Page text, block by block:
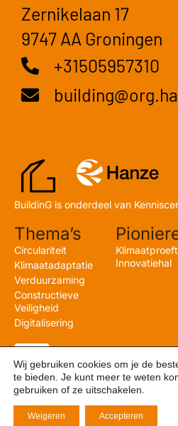
Zernikelaan 17
9747 AA Groningen
+31505957310
BuildinG is onderdeel van
Thema’s
Circulariteit
Klimaatadaptatie
Verduurzaming
Constructieve
Veiligheid
Digitalisering
Innovatiehal
© BuildinG 2026 – Thuis in de
Wij gebruiken cookies om je de
te bieden. Je kunt meer te weten
gebruiken of ze uitschakelen.
Accepteren
Weigeren